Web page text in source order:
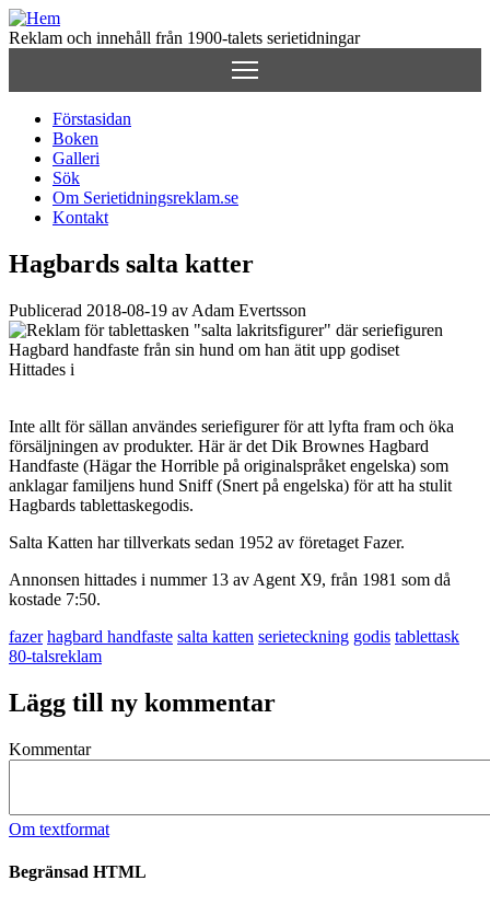
Hoppa
till
Reklam och innehåll från 1900-talets serietidningar
Huvudmeny
(för
Serietidningsreklam.se)
Förstasidan
Boken
Galleri
Sök
Om Serietidningsreklam.se
Kontakt
Hagbards salta katter
Publicerad 2018-08-19 av Adam Evertsson
Hittades i
Inte allt för sällan användes seriefigurer för att lyfta fram och öka
försäljningen av produkter. Här är det Dik Brownes Hagbard
Handfaste (Hägar the Horrible på originalspråket engelska) som
anklagar familjens hund Sniff (Snert på engelska) för att ha stulit
Hagbards tablettaskegodis.
Salta Katten har tillverkats sedan 1952 av företaget Fazer.
Annonsen hittades i nummer 13 av Agent X9, från 1981 som då
kostade 7:50.
fazer hagbard handfaste salta katten serieteckning godis tablettask
80-talsreklam
Lägg till ny kommentar
Kommentar
Om textformat
Begränsad HTML